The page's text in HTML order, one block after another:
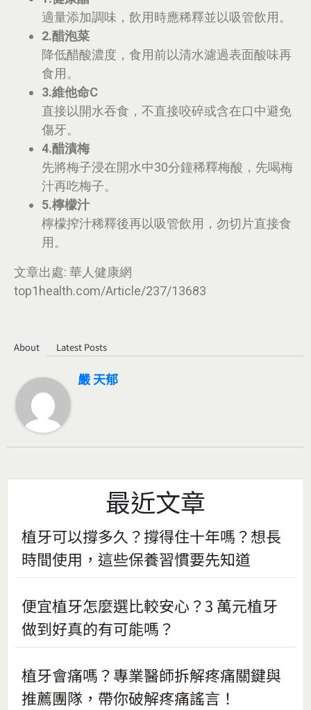
適量添加調味，飲用時應稀釋並以吸管飲用。
2.醋泡菜
降低醋酸濃度，食用前以清水濾過表面酸味再
食用。
3.維他命C
直接以開水吞食，不直接咬碎或含在口中避免
傷牙。
4.醋漬梅
先將梅子浸在開水中30分鐘稀釋梅酸，先喝梅
汁再吃梅子。
5.檸檬汁
檸檬搾汁稀釋後再以吸管飲用，勿切片直接食
用。
文章出處: 華人健康網
top1health.com/Article/237/13683
About Latest Posts
嚴 天郁
最近文章
植牙可以撐多久？撐得住十年嗎？想長
時間使用，這些保養習慣要先知道
便宜植牙怎麼選比較安心？3 萬元植牙
做到好真的有可能嗎？
植牙會痛嗎？專業醫師拆解疼痛關鍵與
推薦團隊，帶你破解疼痛謠言！